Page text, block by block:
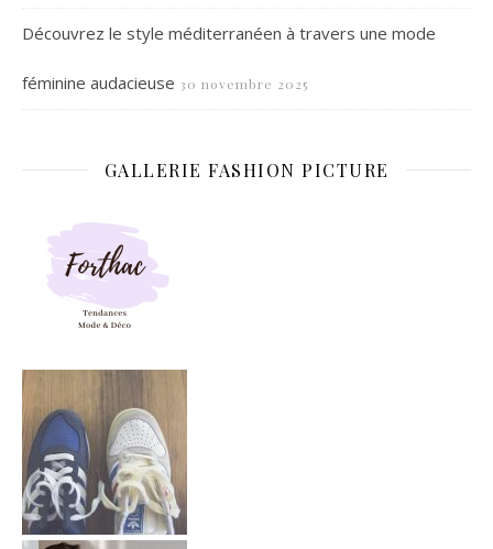
Découvrez le style méditerranéen à travers une mode
féminine audacieuse 30 novembre 2025
GALLERIE FASHION PICTURE